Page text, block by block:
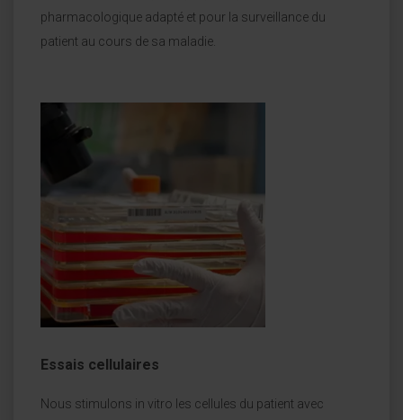
pharmacologique adapté et pour la surveillance du
patient au cours de sa maladie.
Essais cellulaires
Nous stimulons in vitro les cellules du patient avec